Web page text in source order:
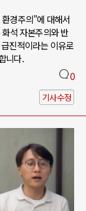
경주의”에 대해서
석 자본주의와 반
진적이라는 이유로
니다.
0
기사수정